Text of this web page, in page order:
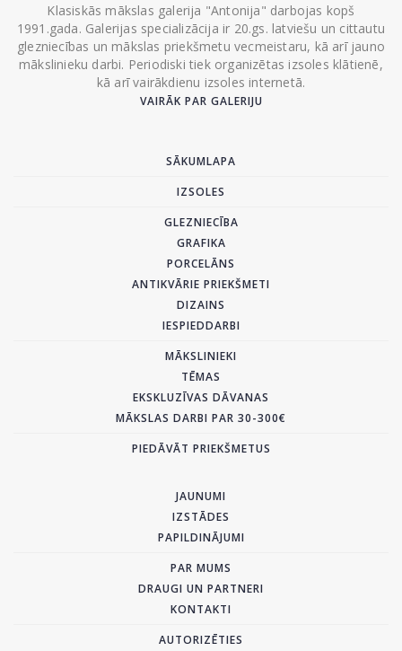
Klasiskās mākslas galerija "Antonija" darbojas kopš
1991.gada. Galerijas specializācija ir 20.gs. latviešu un cittautu
glezniecības un mākslas priekšmetu vecmeistaru, kā arī jauno
mākslinieku darbi. Periodiski tiek organizētas izsoles klātienē,
kā arī vairākdienu izsoles internetā.
VAIRĀK PAR GALERIJU
SĀKUMLAPA
IZSOLES
GLEZNIECĪBA
GRAFIKA
PORCELĀNS
ANTIKVĀRIE PRIEKŠMETI
DIZAINS
IESPIEDDARBI
MĀKSLINIEKI
TĒMAS
EKSKLUZĪVAS DĀVANAS
MĀKSLAS DARBI PAR 30-300€
PIEDĀVĀT PRIEKŠMETUS
JAUNUMI
IZSTĀDES
PAPILDINĀJUMI
PAR MUMS
DRAUGI UN PARTNERI
KONTAKTI
AUTORIZĒTIES